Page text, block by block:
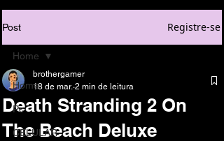
Post Registre-se
Home
Pc
CELULAR
Home
Death Stranding 2 On
The Beach Deluxe
brothergamer
18 de mar. 2 min de leitura